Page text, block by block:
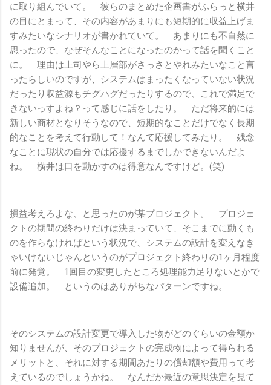
に取り組んでいて。 彼らのまとめた企画書がふらっと横井
の目にとまって、その内容があまりにも短期的に収益上げま
すみたいなシナリオが書かれていて。 あまりにも不自然に
思ったので、なぜそんなことになったのかって話を聞くこと
に。 理由は上司やら上層部がさっさとやれみたいなこと言
ったらしいのですが、システムはまったくなっていない状況
だったり収益源もチグハグだったりするので、これで満足で
きないっすよね？って感じに話をしたり。 ただ将来的には
新しい商材となりそうなので、短期的なことだけでなく長期
的なことを考えて行動して！なんて応援してみたり。 残念
なことに現状の自分では応援するまでしかできないんだよ
ね。 横井は口を動かすのは得意なんですけど。(笑)
損益考えろよな、と思ったのが某プロジェクト。 プロジェ
クトの期間の終わりだけは決まっていて、そこまでに動くも
のを作らなければという状況で、システムの設計を変えなき
ゃいけないじゃんというのがプロジェクト終わりの1ヶ月程度
前に発覚。 1回目の変更したところ処理能力足りないとかで
設備追加。 というのはありがちなパターンですね。
そのシステムの設計変更で導入した物がどのぐらいの金額か
知りませんが、そのプロジェクトの完成物によって得られる
メリットと、それに対する期間あたりの償却額や費用って考
えているのでしょうかね。 なんだか最近の意思決定を見て